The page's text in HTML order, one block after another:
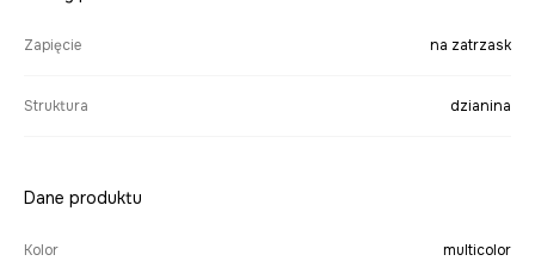
Zapięcie na zatrzask
Struktura dzianina
Dane produktu
Kolor multicolor